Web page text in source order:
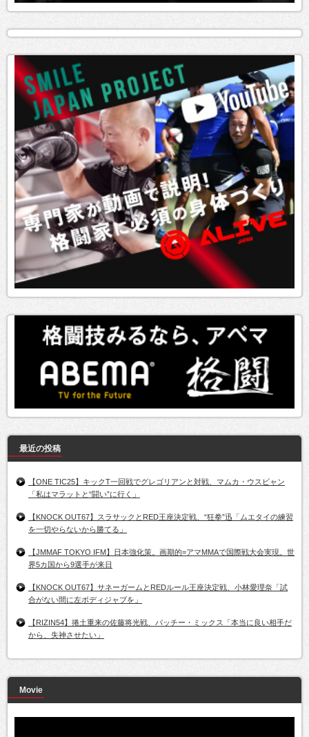
最近の投稿
【ONE TIC25】キックT一回戦でグレゴリアンと対戦、マムカ・ウスビャン
「私はマラットと“闘い”に行く」
【KNOCK OUT67】スラサックとRED王座決定戦、“狂拳”迅「ムエタイの練習
を一切やらないから勝てる」
【JMMAF TOKYO IFM】日本強化策。画期的=アマMMAで国際戦大会実現。世
界5カ国から9選手が来日
【KNOCK OUT67】サネーガームとREDルール王座決定戦、小林愛理奈「試
合がない間に左ボディジャブを」
【RIZIN54】捲土重来の佐藤将光戦、パッチー・ミックス「本当に良い相手だ
から、失神させたい」
Movie